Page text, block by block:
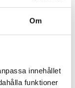
Om
innehållet
funktioner
innovativ
över RS232